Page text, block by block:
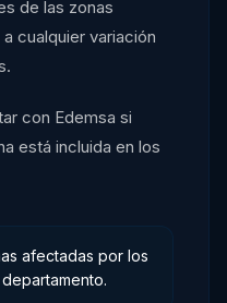
de las zonas
cualquier variación
con Edemsa si
está incluida en los
afectadas por los